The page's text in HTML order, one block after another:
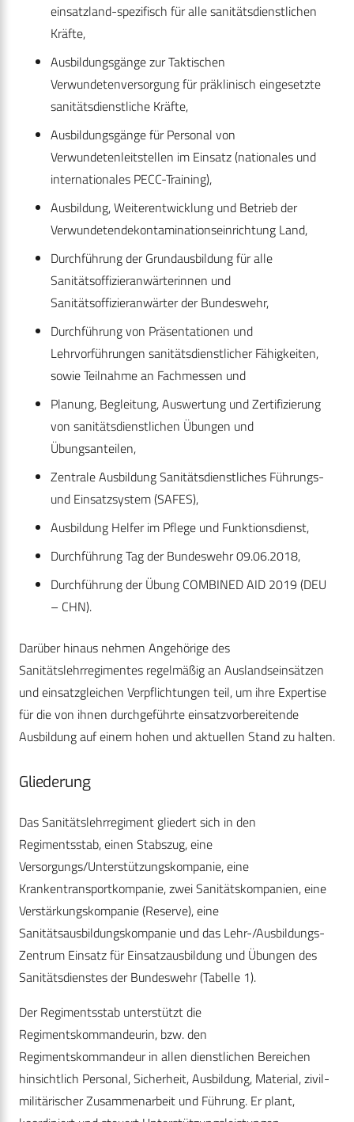
einsatzland-spezifisch für alle sanitätsdienstlichen
Kräfte,
Ausbildungsgänge zur Taktischen
Verwundetenversorgung für präklinisch eingesetzte
sanitätsdienstliche Kräfte,
Ausbildungsgänge für Personal von
Verwundetenleitstellen im Einsatz (nationales und
internationales PECC-Training),
Ausbildung, Weiterentwicklung und Betrieb der
Verwundetendekontaminationseinrichtung Land,
Durchführung der Grundausbildung für alle
Sanitätsoffizieranwärterinnen und
Sanitätsoffizieranwärter der Bundeswehr,
Durchführung von Präsentationen und
Lehrvorführungen sanitätsdienstlicher Fähigkeiten,
sowie Teilnahme an Fachmessen und
Planung, Begleitung, Auswertung und Zertifizierung
von sanitätsdienstlichen Übungen und
Übungsanteilen,
Zentrale Ausbildung Sanitätsdienstliches Führungs-
und Einsatzsystem (SAFES),
Ausbildung Helfer im Pflege und Funktionsdienst,
Durchführung Tag der Bundeswehr 09.06.2018,
Durchführung der Übung COMBINED AID 2019 (DEU
– CHN).
Darüber hinaus nehmen Angehörige des
Sanitätslehrregimentes regelmäßig an Auslandseinsätzen
und einsatzgleichen Verpflichtungen teil, um ihre Expertise
für die von ihnen durchgeführte einsatzvorbereitende
Ausbildung auf einem hohen und aktuellen Stand zu halten.
Gliederung
Das Sanitätslehrregiment gliedert sich in den
Regimentsstab, einen Stabszug, eine
Versorgungs/Unterstützungskompanie, eine
Krankentransportkompanie, zwei Sanitätskompanien, eine
Verstärkungskompanie (Reserve), eine
Sanitätsausbildungskompanie und das Lehr-/Ausbildungs-
Zentrum Einsatz für Einsatzausbildung und Übungen des
Sanitätsdienstes der Bundeswehr (Tabelle 1).
Der Regimentsstab unterstützt die
Regimentskommandeurin, bzw. den
Regimentskommandeur in allen dienstlichen Bereichen
hinsichtlich Personal, Sicherheit, Ausbildung, Material, zivil-
militärischer Zusammenarbeit und Führung. Er plant,